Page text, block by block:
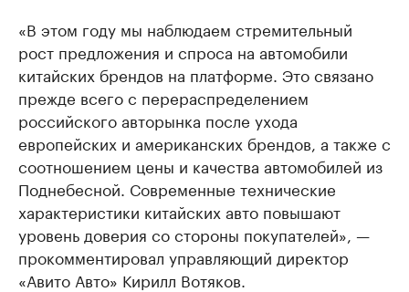
«В этом году мы наблюдаем стремительный
рост предложения и спроса на автомобили
китайских брендов на платформе. Это связано
прежде всего с перераспределением
российского авторынка после ухода
европейских и американских брендов, а также с
соотношением цены и качества автомобилей из
Поднебесной. Современные технические
характеристики китайских авто повышают
уровень доверия со стороны покупателей», —
прокомментировал управляющий директор
«Авито Авто» Кирилл Вотяков.